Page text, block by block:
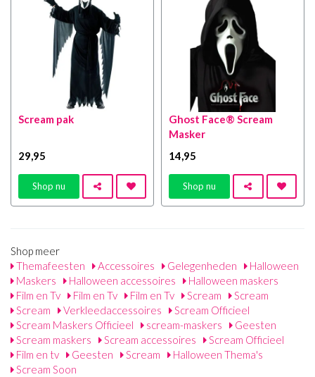
Scream pak
29,95
Shop nu
Ghost Face® Scream
Masker
14,95
Shop nu
Shop meer
Themafeesten
Accessoires Gelegenheden
Halloween
Maskers
Halloween accessoires
Halloween maskers
Film en Tv
Film en Tv Film en Tv Scream
Scream
Scream
Verkleedaccessoires
Scream Officieel
Scream Maskers Officieel
scream-maskers
Geesten
Scream maskers
Scream accessoires
Scream Officieel
Film en tv
Geesten Scream
Halloween Thema's
Scream Soon